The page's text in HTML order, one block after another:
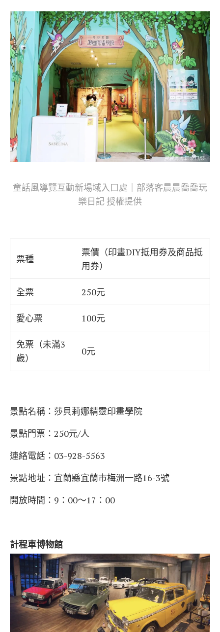
童話風導覽互動新場域入口處｜部落客晨晨喬喬玩
樂日記 授權提供
票種
票價（印畫DIY抵用券及商品抵
用券）
全票 250元
愛心票 100元
免票（未滿3
歲）
0元
景點名稱： 莎貝莉娜精靈印畫學院
景點門票：250元/人
連絡電話：03-928-5563
景點地址：宜蘭縣宜蘭巿梅洲一路16-3號
開放時間：9：00～17：00
計程車博物館